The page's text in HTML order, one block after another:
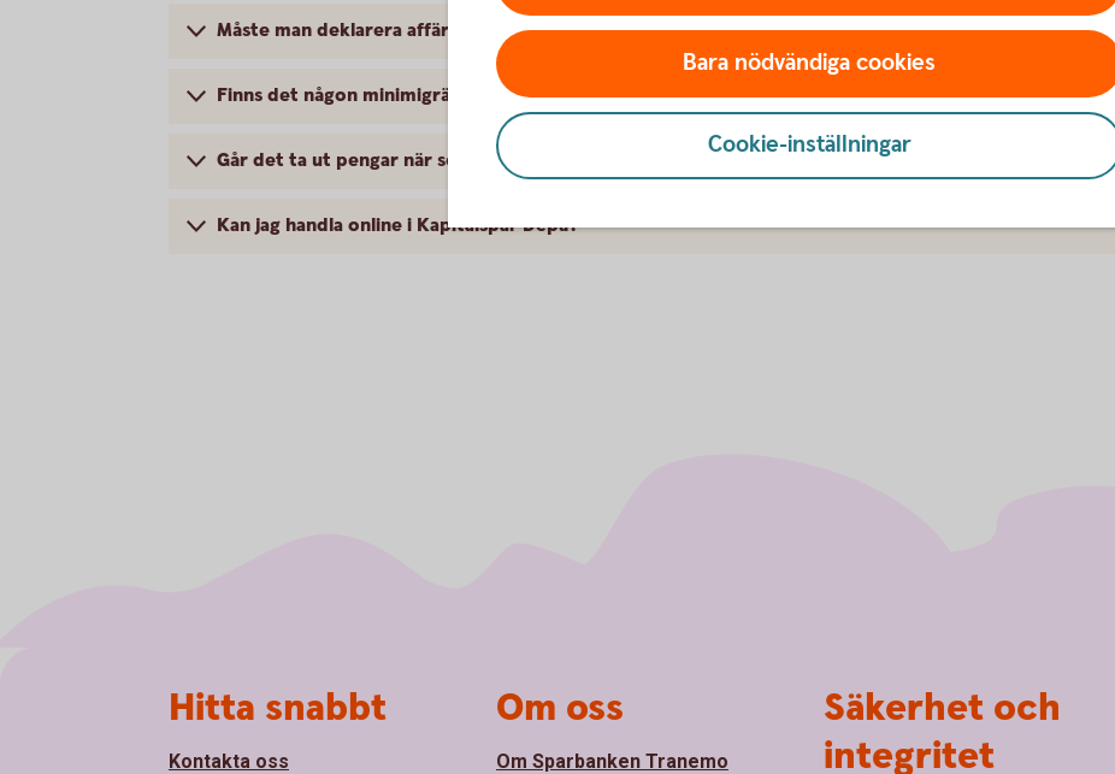
Måste man deklarera affärerna?
Finns det någon minimigräns?
Går det ta ut pengar när som helst?
Kan jag handla online i Kapitalspar Depå?
Bara nödvändiga cookies
Cookie-inställningar
Hitta snabbt
Kontakta oss
Om oss
Om Sparbanken Tranemo
Säkerhet och
integritet